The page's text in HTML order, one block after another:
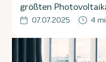
größten
07.07.2025 4